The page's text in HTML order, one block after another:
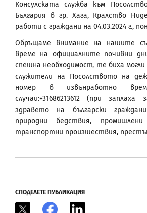
Консулската служба към
България в гр. Хага, Кралство
работи с граждани на 04.03.2024 г.,
Обръщаме внимание на нашите
време на официалните почивни
спешна необходимост, те биха
служители на Посолството на
номер в извънработно
случаи:+31686213612 (при
здравето на български
природни бедствия,
транспортни произшествия,
СПОДЕЛЕТЕ ПУБЛИКАЦИЯ
Facebook